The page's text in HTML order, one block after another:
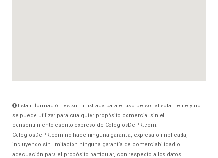
Esta información es suministrada para el uso personal solamente y no
se puede utilizar para cualquier propósito comercial sin el
consentimiento escrito expreso de ColegiosDePR.com.
ColegiosDePR.com no hace ninguna garantía, expresa o implicada,
incluyendo sin limitación ninguna garantía de comerciabilidad o
adecuación para el propósito particular, con respecto a los datos